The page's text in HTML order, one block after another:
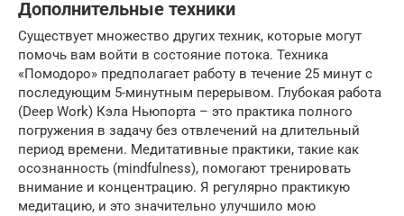
Дополнительные техники
Существует множество других техник, которые могут
помочь вам войти в состояние потока. Техника
«Помодоро» предполагает работу в течение 25 минут с
последующим 5-минутным перерывом. Глубокая работа
(Deep Work) Кэла Ньюпорта – это практика полного
погружения в задачу без отвлечений на длительный
период времени. Медитативные практики, такие как
осознанность (mindfulness), помогают тренировать
внимание и концентрацию. Я регулярно практикую
медитацию, и это значительно улучшило мою